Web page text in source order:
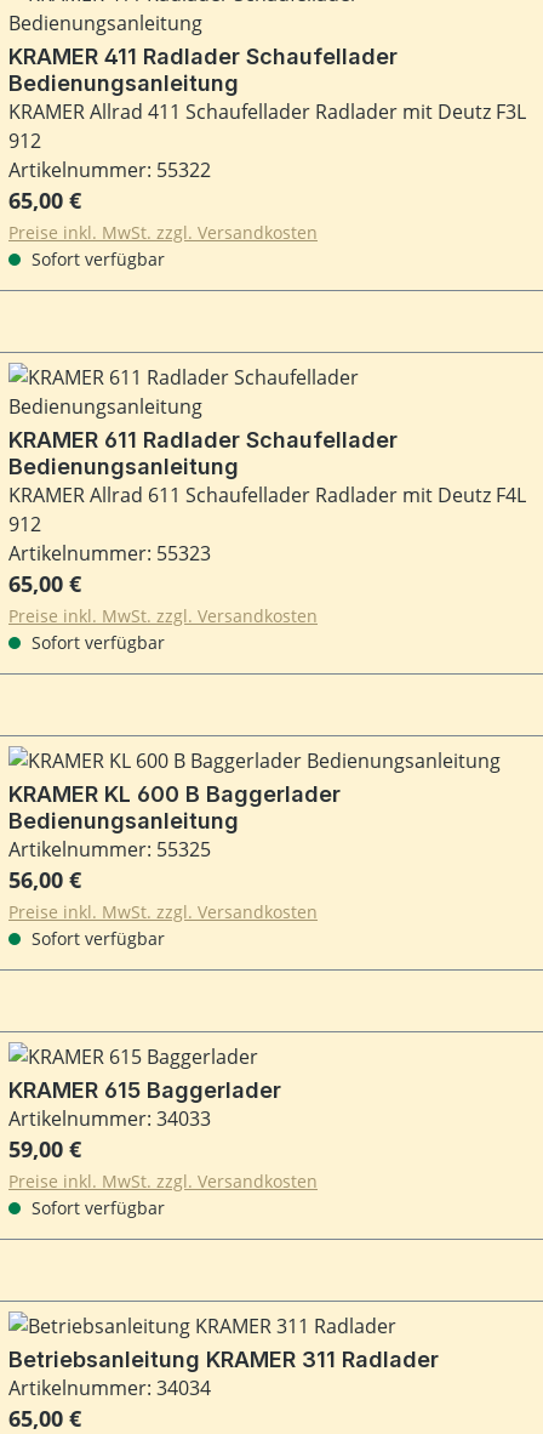
KRAMER 411 Radlader Schaufellader
Bedienungsanleitung
KRAMER Allrad 411 Schaufellader Radlader mit Deutz F3L
912
Artikelnummer: 55322
Regulärer Preis:
65,00 €
Preise inkl. MwSt. zzgl. Versandkosten
Sofort verfügbar
KRAMER 611 Radlader Schaufellader
Bedienungsanleitung
KRAMER Allrad 611 Schaufellader Radlader mit Deutz F4L
912
Artikelnummer: 55323
Regulärer Preis:
65,00 €
Preise inkl. MwSt. zzgl. Versandkosten
Sofort verfügbar
KRAMER KL 600 B Baggerlader
Bedienungsanleitung
Artikelnummer: 55325
Regulärer Preis:
56,00 €
Preise inkl. MwSt. zzgl. Versandkosten
Sofort verfügbar
KRAMER 615 Baggerlader
Artikelnummer: 34033
Regulärer Preis:
59,00 €
Preise inkl. MwSt. zzgl. Versandkosten
Sofort verfügbar
Betriebsanleitung KRAMER 311 Radlader
Artikelnummer: 34034
Regulärer Preis:
65,00 €